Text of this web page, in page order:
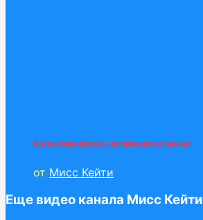
Катя и папа играют с водяными шариками
от Мисс Кейти
Еще видео канала Мисс Кейти